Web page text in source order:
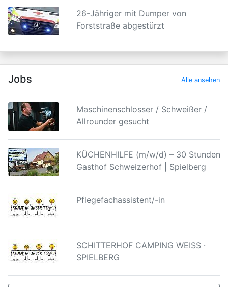
26-Jähriger mit Dumper von
Forststraße abgestürzt
Jobs Alle ansehen
Maschinenschlosser / Schweißer /
Allrounder gesucht
KÜCHENHILFE (m/w/d) – 30 Stunden |
Gasthof Schweizerhof | Spielberg
Pflegefachassistent/-in
SCHITTERHOF CAMPING WEISS ·
SPIELBERG